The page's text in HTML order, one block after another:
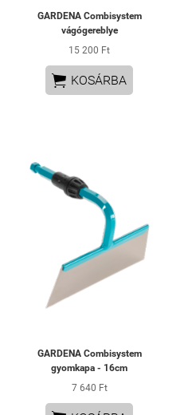
GARDENA Combisystem
vágógereblye
15 200 Ft
 KOSÁRBA
GARDENA Combisystem
gyomkapa - 16cm
7 640 Ft